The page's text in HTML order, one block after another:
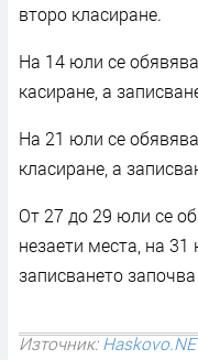
второ класиране.
На 14 юли се
касиране, а
На 21 юли се
класиране, а
От 27 до 29 юли се
незаети места, на
записването
Източник: